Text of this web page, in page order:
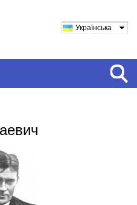
Українська